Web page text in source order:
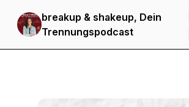
breakup & shakeup, Dein
Trennungspodcast